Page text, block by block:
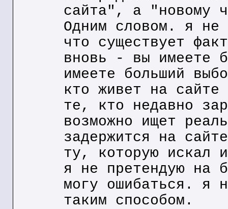
сайта", а "новому
Одним словом. я не
что существует
вновь - вы имеете
имеете больший
кто живет на
те, кто недавно
возможно ищет
задержится на
ту, которую искал
я не претендую на
могу ошибаться. я
таким способом.